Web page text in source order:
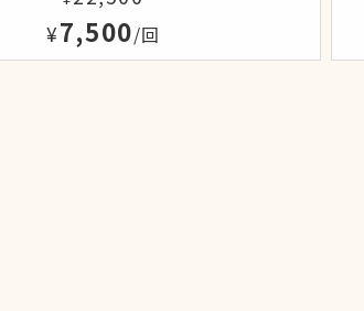
¥7,500/回